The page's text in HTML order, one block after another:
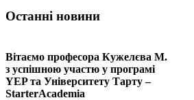
Останні новини
Вітаємо професора Кужелєва М.
з успішною участю у програмі
YEP та Університету Тарту –
StarterAcademia